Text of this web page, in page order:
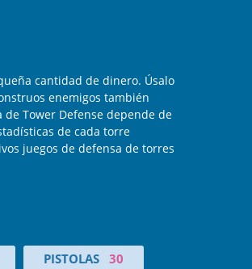
cantidad de dinero. Úsalo
enemigos también
Tower Defense depende de
de cada torre
juegos de defensa de torres
PISTOLAS 30